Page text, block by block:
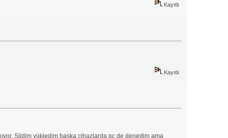
Kayıtlı
Kayıtlı
Sildim yükledim başka cihazlarda pc de denedim ama